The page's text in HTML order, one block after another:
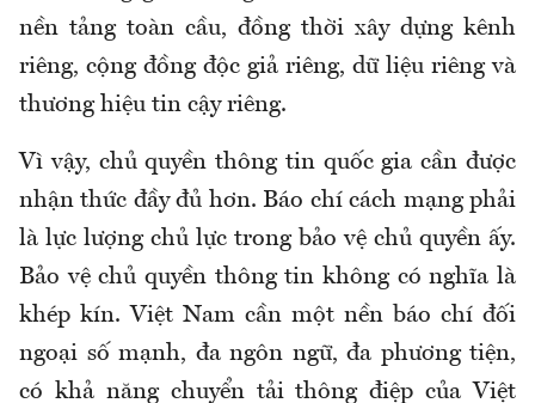
nền tảng toàn cầu, đồng thời xây dựng kênh
riêng, cộng đồng độc giả riêng, dữ liệu riêng và
thương hiệu tin cậy riêng.
Vì vậy, chủ quyền thông tin quốc gia cần được
nhận thức đầy đủ hơn. Báo chí cách mạng phải
là lực lượng chủ lực trong bảo vệ chủ quyền ấy.
Bảo vệ chủ quyền thông tin không có nghĩa là
khép kín. Việt Nam cần một nền báo chí đối
ngoại số mạnh, đa ngôn ngữ, đa phương tiện,
có khả năng chuyển tải thông điệp của Việt